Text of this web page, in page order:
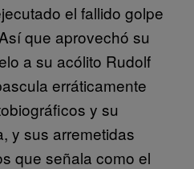
el fallido golpe
que aprovechó su
a su acólito Rudolf
erráticamente
y su
y sus arremetidas
que señala como el